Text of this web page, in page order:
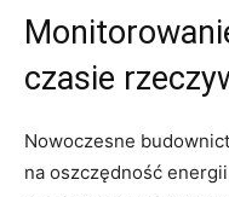
czasie
Nowoczesne⁢
na oszczędność